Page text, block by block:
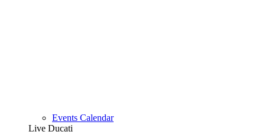
Events Calendar
Live Ducati